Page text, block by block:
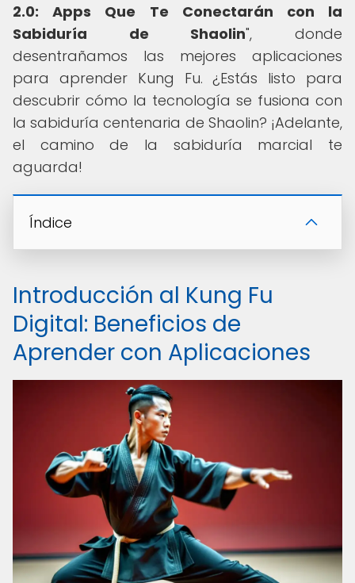
2.0: Apps Que Te Conectarán con la
Sabiduría de Shaolin", donde
desentrañamos las mejores aplicaciones
para aprender Kung Fu. ¿Estás listo para
descubrir cómo la tecnología se fusiona con
la sabiduría centenaria de Shaolin? ¡Adelante,
el camino de la sabiduría marcial te
aguarda!
Índice
Introducción al Kung Fu
Digital: Beneficios de
Aprender con Aplicaciones